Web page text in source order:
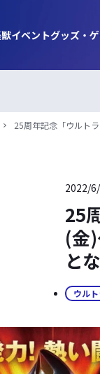
イベントグッズ・
25周年記念「ウルト
2022/
25
(金
と
ウル